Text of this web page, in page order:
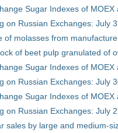
Sugar Indexes of MOEX
on Russian Exchanges: July
of molasses from
of beet pulp granulated of
Sugar Indexes of MOEX
on Russian Exchanges: July
Sugar Indexes of MOEX
on Russian Exchanges: July
sales by large and medium-